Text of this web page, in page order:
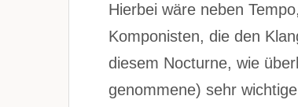
Hierbei wäre neben
Komponisten, die den
diesem Nocturne, wie
genommene) sehr